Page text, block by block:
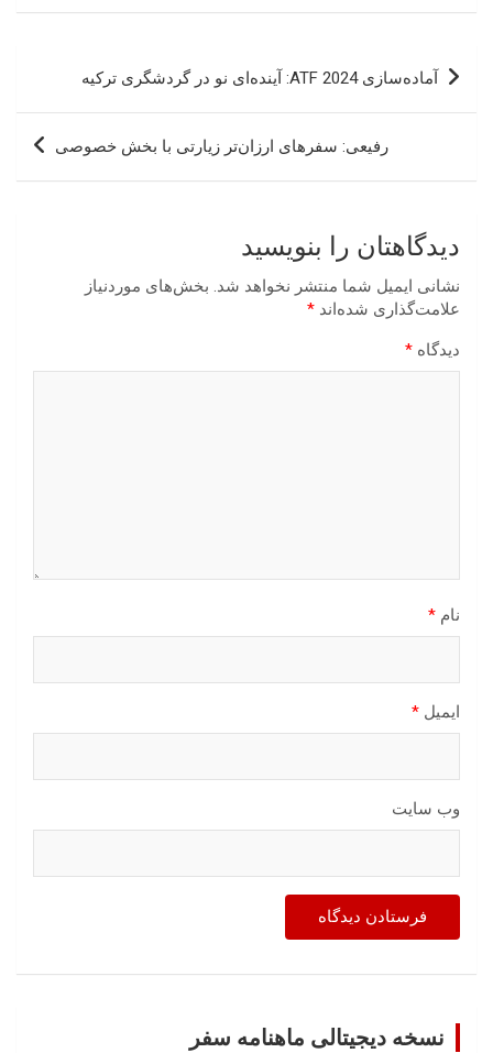
راهبری
آماده‌سازی ATF 2024: آینده‌ای نو در گردشگری ترکیه
رفیعی: سفرهای ارزان‌تر زیارتی با بخش خصوصی
دیدگاهتان را بنویسید
نشانی ایمیل شما منتشر نخواهد شد. بخش‌های موردنیاز
علامت‌گذاری شده‌اند *
دیدگاه *
نام *
ایمیل *
وب‌ سایت
نسخه دیجیتالی ماهنامه سفر